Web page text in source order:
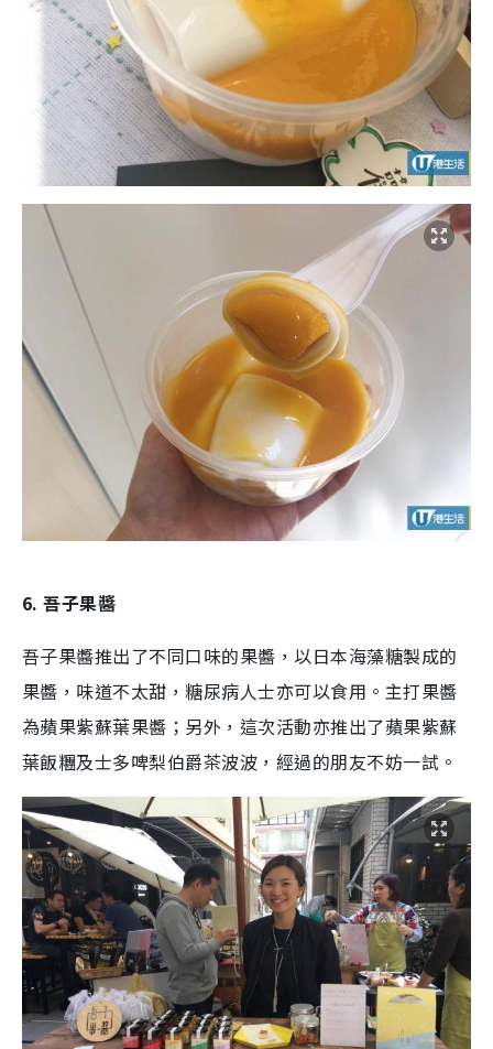
6. 吾子果醬
吾子果醬推出了不同口味的果醬，以日本海藻糖製成的
果醬，味道不太甜，糖尿病人士亦可以食用。主打果醬
為蘋果紫蘇葉果醬；另外，這次活動亦推出了蘋果紫蘇
葉飯糰及士多啤梨伯爵茶波波，經過的朋友不妨一試。